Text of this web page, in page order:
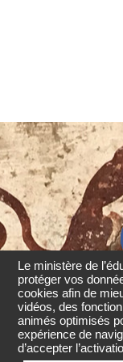
Contact Crédits
Le ministère de
protéger vos
cookies afin de
vidéos, des
animés optimisés
expérience de
d’accepter